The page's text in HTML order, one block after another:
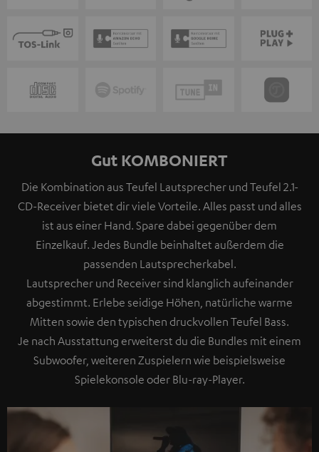
Gut KOMBONIERT
Die Kombination aus Teufel Lautsprecher und Teufel 2.1-
CD-Receiver bietet dir viele Vorteile. Alles passt und alles
ist aus einer Hand. Spare dabei gegenüber dem
Einzelkauf. Jedes Bundle beinhaltet außerdem die
passenden Lautsprecherkabel.
Lautsprecher und Receiver sind klanglich aufeinander
abgestimmt. Erlebe seidige Höhen, natürliche warme
Mitten sowie den typischen druckvollen Teufel Bass.
Je nach Ausstattung erweiterst du die Bundles mit einem
Subwoofer, weiteren Zuspielern wie beispielsweise
Spielekonsole oder Blu-ray-Player.